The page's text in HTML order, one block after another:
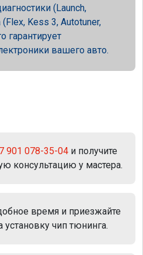
(Launch,
Kess 3, Autotuner,
гарантирует
вашего авто.
901 078-35-04 и получите
консультацию у мастера.
время и приезжайте
установку чип тюнинга.